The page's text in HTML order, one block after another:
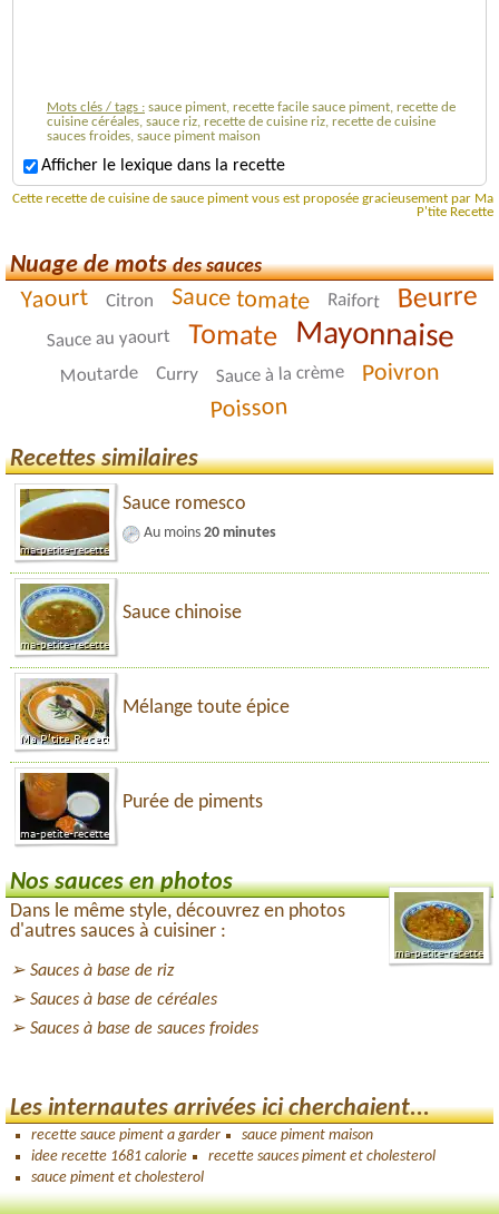
Mots clés / tags : sauce piment, recette facile sauce piment, recette de
cuisine céréales, sauce riz, recette de cuisine riz, recette de cuisine
sauces froides, sauce piment maison
Afficher le lexique dans la recette
Cette recette de cuisine de sauce piment vous est proposée gracieusement par Ma
P'tite Recette
Nuage de motsdes sauces
Yaourt Citron Sauce tomate Raifort Beurre
Sauce au yaourt Tomate Mayonnaise
Moutarde Curry Sauce à la crème Poivron
Poisson
Recettes similaires
Sauce romesco
Au moins 20 minutes
Sauce chinoise
Mélange toute épice
Purée de piments
Nos sauces en photos
Dans le même style, découvrez en photos
d'autres sauces à cuisiner :
Sauces à base de riz
Sauces à base de céréales
Sauces à base de sauces froides
Les internautes arrivées ici cherchaient...
recette sauce piment a garder
sauce piment maison
idee recette 1681 calorie
recette sauces piment et cholesterol
sauce piment et cholesterol